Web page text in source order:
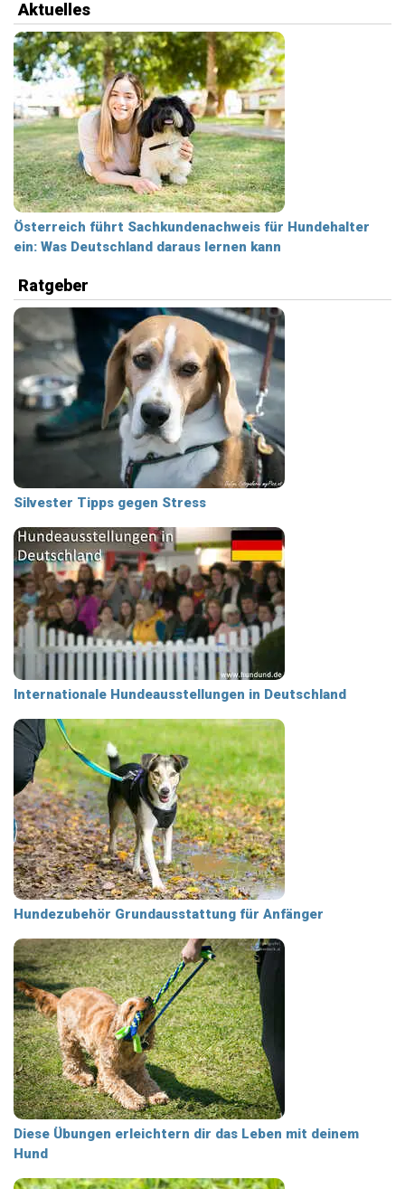
Aktuelles
Österreich führt Sachkundenachweis für Hundehalter
ein: Was Deutschland daraus lernen kann
Ratgeber
Silvester Tipps gegen Stress
Internationale Hundeausstellungen in Deutschland
Hundezubehör Grundausstattung für Anfänger
Diese Übungen erleichtern dir das Leben mit deinem
Hund